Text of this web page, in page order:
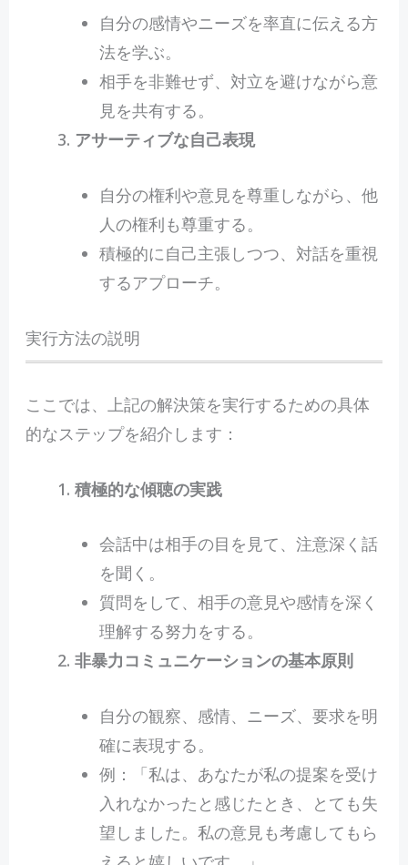
自分の感情やニーズを率直に伝える方
法を学ぶ。
相手を非難せず、対立を避けながら意
見を共有する。
アサーティブな自己表現
自分の権利や意見を尊重しながら、他
人の権利も尊重する。
積極的に自己主張しつつ、対話を重視
するアプローチ。
実行方法の説明
ここでは、上記の解決策を実行するための具体
的なステップを紹介します：
積極的な傾聴の実践
会話中は相手の目を見て、注意深く話
を聞く。
質問をして、相手の意見や感情を深く
理解する努力をする。
非暴力コミュニケーションの基本原則
自分の観察、感情、ニーズ、要求を明
確に表現する。
例：「私は、あなたが私の提案を受け
入れなかったと感じたとき、とても失
望しました。私の意見も考慮してもら